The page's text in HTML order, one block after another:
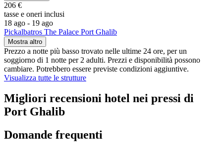
206 €
tasse e oneri inclusi
18 ago - 19 ago
Pickalbatros The Palace Port Ghalib
Mostra altro
Prezzo a notte più basso trovato nelle ultime 24 ore, per un
soggiorno di 1 notte per 2 adulti. Prezzi e disponibilità possono
cambiare. Potrebbero essere previste condizioni aggiuntive.
Visualizza tutte le strutture
Migliori recensioni hotel nei pressi di
Port Ghalib
Domande frequenti